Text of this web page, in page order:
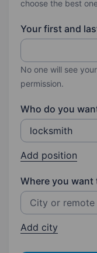
choose the best
Your first and
No one will see
permission.
Who do you
Add position
Where you want
Add city